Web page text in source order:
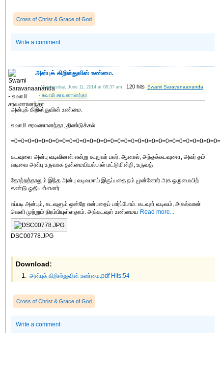
Cross of Christ & Grace of God
Write a comment
அன்புக் கிறிஸ்துவின் உண்மை.
Wednesday, June 11, 2014 at 08:37 am 120 hits Swami Saravanaananda
- சுவாமி சரவணானந்தா
அன்புக் கிறிஸ்துவின் உண்மை.
சுவாமி சரவணானந்தா, திண்டுக்கல்.
கடவுளை அன்பு வடிவினன் என்று கூறுவர் பலர். ஆனால், அந்தக்கடவுளை, அவர் தம்
வடிவை அன்பு உருவாக தன்மையியல்பால் மட்டுமின்றி, உருவத்
தோற்றத்தாலும் இந்த அன்பு வடிவமாய் இருப்பதை நம் முன்னோர் அக ஒருமையிற்
கண்டு ஓதியுள்ளனர்.
எப்படி அன்பும், கடவுளும் ஒன்றே என்பதைப் பார்ப்போம். கடவுள் வடிவம், அகல்வான்
வெளி முற்றும் நிரம்பியுள்ளதாம். அக்கடவுள் உண்மைய Read more...
DSC00778.JPG
Download:
அன்புக் கிறிஸ்துவின் உண்மை.pdf Hits:54
Cross of Christ & Grace of God
Write a comment